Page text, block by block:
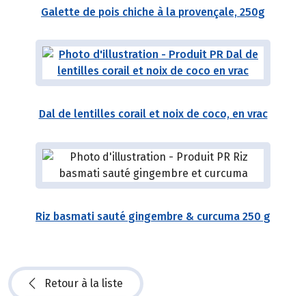
Galette de pois chiche à la provençale, 250g
Dal de lentilles corail et noix de coco, en vrac
Riz basmati sauté gingembre & curcuma 250 g
Retour à la liste